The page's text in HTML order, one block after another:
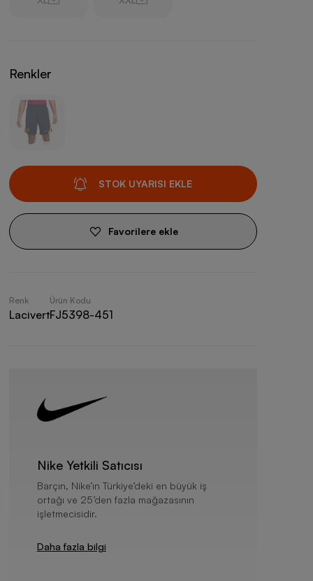
Renkler
STOK UYARISI EKLE
Favorilere ekle
Renk
Lacivert
Ürün Kodu
FJ5398-451
Nike Yetkili Satıcısı
Barçın, Nike’ın Türkiye’deki en büyük iş
ortağı ve 25’den fazla mağazasının
işletmecisidir.
Daha fazla bilgi